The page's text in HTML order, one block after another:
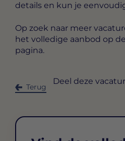
details en kun je
Op zoek naar meer
het volledige aanbod op de
pagina.
Terug
Deel deze